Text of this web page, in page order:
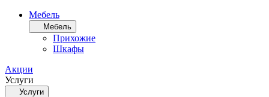
Мебель
Мебель
Прихожие
Шкафы
Акции
Услуги
Услуги